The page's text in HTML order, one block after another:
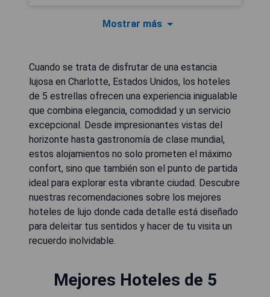
Mostrar más
Cuando se trata de disfrutar de una estancia
lujosa en Charlotte, Estados Unidos, los hoteles
de 5 estrellas ofrecen una experiencia inigualable
que combina elegancia, comodidad y un servicio
excepcional. Desde impresionantes vistas del
horizonte hasta gastronomía de clase mundial,
estos alojamientos no solo prometen el máximo
confort, sino que también son el punto de partida
ideal para explorar esta vibrante ciudad. Descubre
nuestras recomendaciones sobre los mejores
hoteles de lujo donde cada detalle está diseñado
para deleitar tus sentidos y hacer de tu visita un
recuerdo inolvidable.
Mejores Hoteles de 5